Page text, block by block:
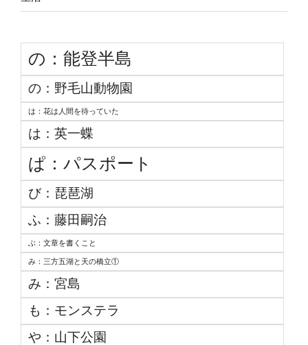
の：能登半島
の：野毛山動物園
は：花は人間を待っていた
は：英一蝶
ぱ：パスポート
び：琵琶湖
ふ：藤田嗣治
ぶ：文章を書くこと
み：三方五湖と天の橋立①
み：宮島
も：モンステラ
や：山下公園